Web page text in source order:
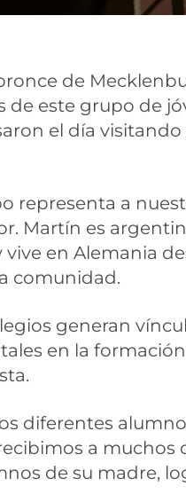
de
este grupo de
el día
representa a
Martín es
en Alemania
comunidad.
generan
en la
diferentes
a
de su madre,